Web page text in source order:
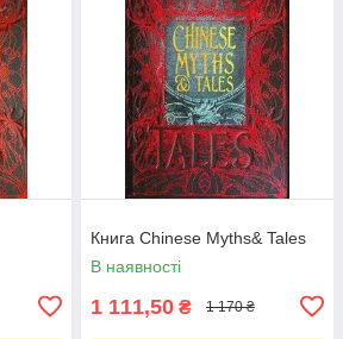
Книга Chinese Myths& Tales
В наявності
1 111,50 ₴ 1 170 ₴